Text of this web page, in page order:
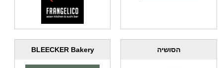
הסושיה BLEECKER Bakery